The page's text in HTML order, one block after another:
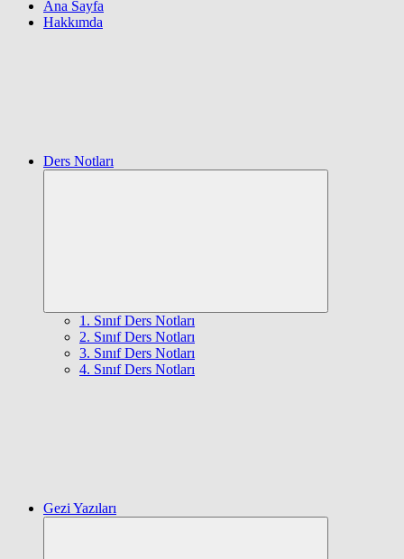
Ana Sayfa
Hakkımda
Ders Notları
1. Sınıf Ders Notları
2. Sınıf Ders Notları
3. Sınıf Ders Notları
4. Sınıf Ders Notları
Gezi Yazıları